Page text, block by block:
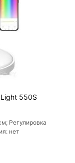
550S
Регулировка
нет